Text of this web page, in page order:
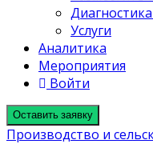
Услуги
Аналитика
Мероприятия
Войти
Оставить заявку
Производство и